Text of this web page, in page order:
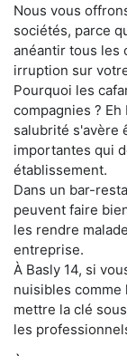
Nous vous
sociétés, parce
anéantir tous les
irruption sur
Pourquoi les
compagnies ?
salubrité s'avère
importantes qui
établissement.
Dans un bar-
peuvent faire
les rendre
entreprise.
À Basly 14, si
nuisibles comme
mettre la clé
les